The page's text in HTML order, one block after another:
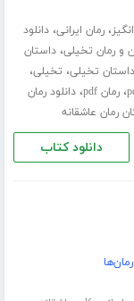
،رمان ایرانی،دانلود
و رمان تخیلی،داستان
داستان تخیلی، تخیلی،
،رمان pdf ،دانلود رمان
رمان عاشقانه
دانلود کتاب